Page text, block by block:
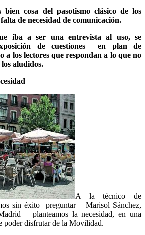
bien cosa del pasotismo clásico de los
de necesidad de comunicación.
iba a ser una entrevista al uso, se
de cuestiones
en plan de
a los lectores que respondan a lo que no
aludidos.
A la técnico de
sin éxito
preguntar – Marisol Sánchez,
– planteamos la necesidad, en una
poder disfrutar de la Movilidad.